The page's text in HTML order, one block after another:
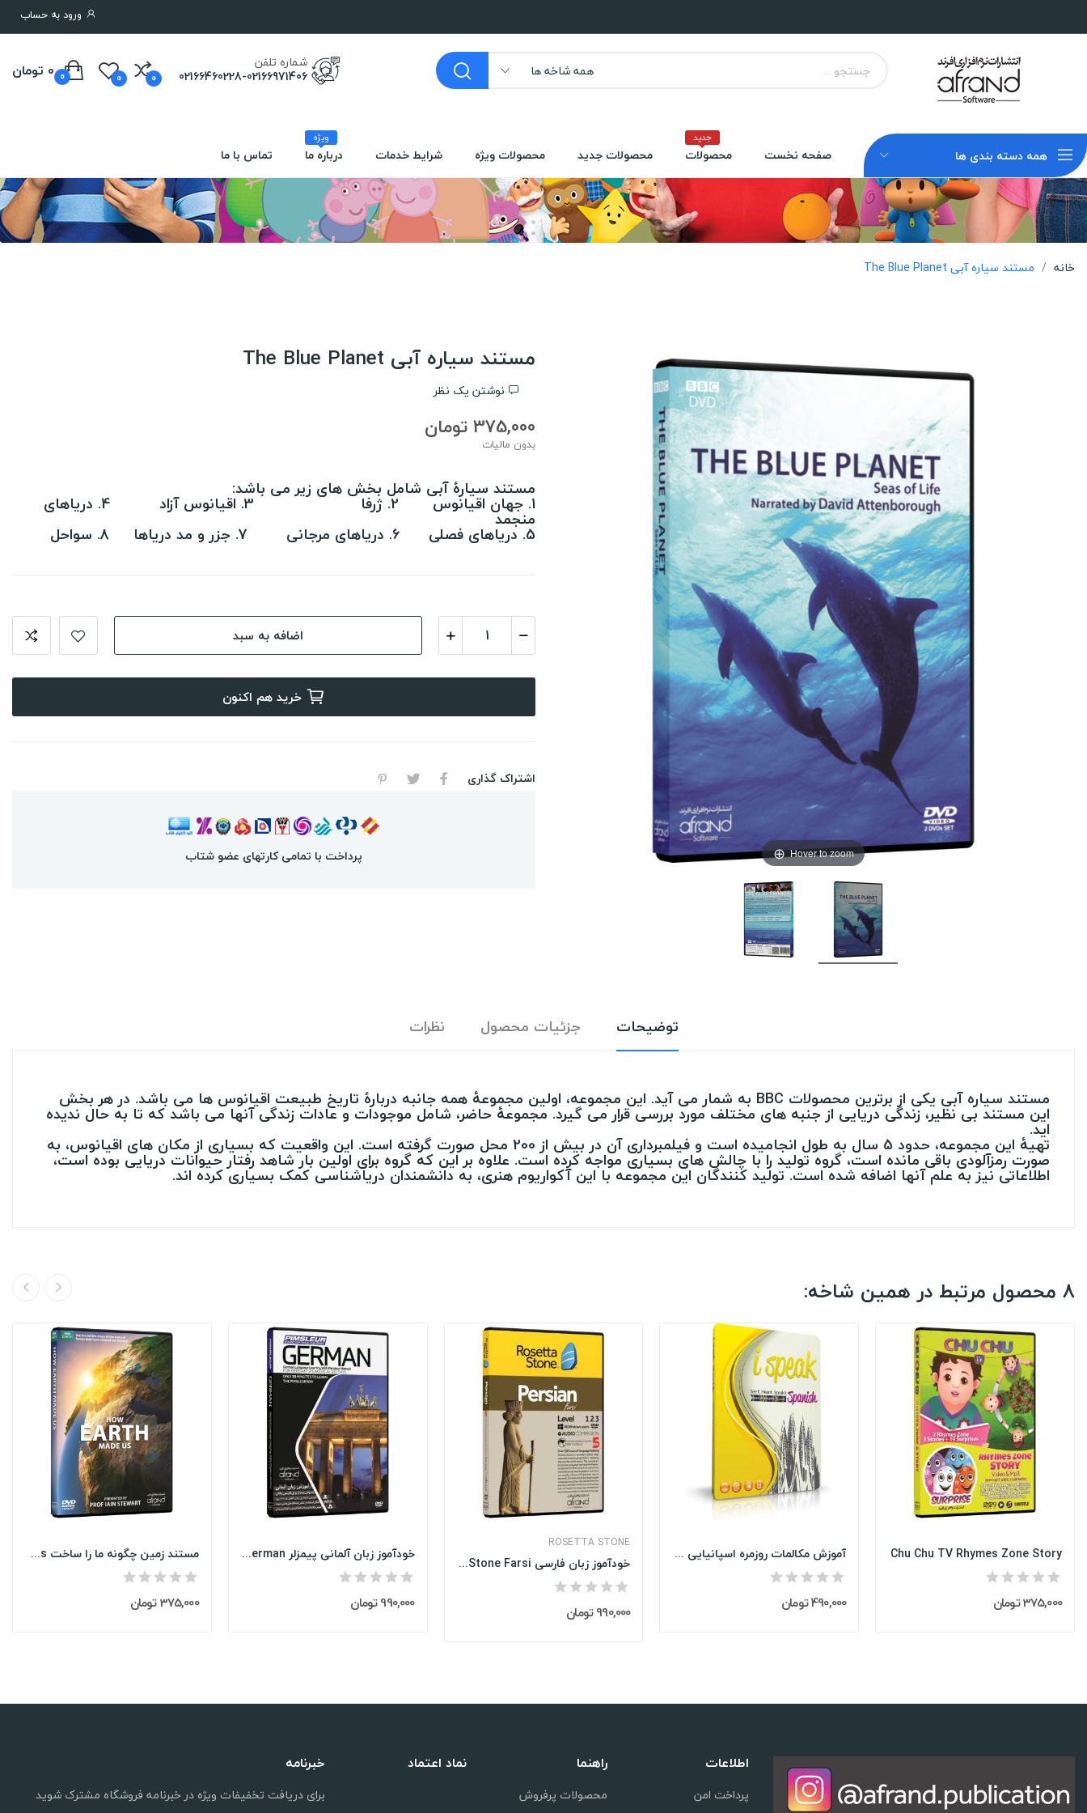
ورود به حساب
همه شاخه ها شماره تلفن
02166460228-02166971406
0
0 0 تومان 0
همه دسته بندی ها صفحه نخست محصولات
جدید
محصولات جدید محصولات ویژه شرایط خدمات درباره ما
ویژه
تماس با ما
خانه مستند سیاره آبی The Blue Planet
Hover to zoom
مستند سیاره آبی The Blue Planet
نوشتن یک نظر
375,000 تومان
بدون مالیات
مستند سیارۀ آبی شامل بخش های زیر می باشد:
1. جهان اقیانوس 2. ژرفا 3. اقیانوس آزاد 4. دریاهای
منجمد
5. دریاهای فصلی 6. دریاهای مرجانی 7. جزر و مد دریاها 8. سواحل
اضافه به سبد
خرید هم اکنون
اشتراک گذاری
پرداخت با تمامی کارتهای عضو شتاب
توضیحات جزئیات محصول نظرات
مستند سیاره آبی یکی از برترین محصولات BBC به شمار می آید. این مجموعه، اولین مجموعۀ همه جانبه دربارۀ تاریخ طبیعت اقیانوس ها می باشد. در هر بخش
این مستند بی نظیر، زندگی دریایی از جنبه های مختلف مورد بررسی قرار می گیرد. مجموعۀ حاضر، شامل موجودات و عادات زندگی آنها می باشد که تا به حال ندیده
اید.
تهیۀ این مجموعه، حدود 5 سال به طول انجامیده است و فیلمبرداری آن در بیش از 200 محل صورت گرفته است. این واقعیت که بسیاری از مکان های اقیانوس، به
صورت رمزآلودی باقی مانده است، گروه تولید را با چالش های بسیاری مواجه کرده است. علاوه بر این که گروه برای اولین بار شاهد رفتار حیوانات دریایی بوده است،
اطلاعاتی نیز به علم آنها اضافه شده است. تولید کنندگان این مجموعه با این آکواریوم هنری، به دانشمندان دریاشناسی کمک بسیاری کرده اند.
8 محصول مرتبط در همین شاخه:
مستند زمین چگونه ما را ساخت How Earth Made Us
375,000 تومان
خودآموز زبان آلمانی پیمزلر Pimsleur German
990,000 تومان
ROSETTA STONE
خودآموز زبان فارسی Rosetta Stone Farsi
990,000 تومان
آموزش مکالمات روزمره اسپانیایی I Speak Spanish
490,000 تومان
Chu Chu TV Rhymes Zone Story
375,000 تومان
اطلاعات
پرداخت امن
راهنما
محصولات پرفروش
نماد اعتماد خبرنامه
برای دریافت تخفیفات ویژه در خبرنامه فروشگاه مشترک شوید